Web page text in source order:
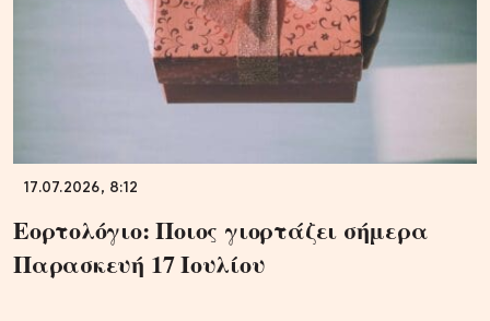
17.07.2026, 8:12
Εορτολόγιο: Ποιος γιορτάζει σήμερα
Παρασκευή 17 Ιουλίου